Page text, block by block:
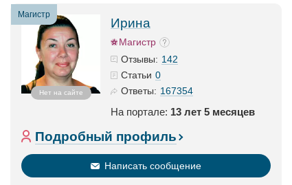
Магистр
Нет на сайте
Ирина
Магистр
Отзывы: 142
Статьи 0
Ответы: 167354
На портале: 13 лет 5 месяцев
Подробный профиль
Написать сообщение